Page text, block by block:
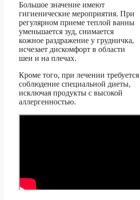
Большое значение имеют
гигиенические мероприятия. При
регулярном приеме теплой ванны
уменьшается зуд, снимается
кожное раздражение у грудничка,
исчезает дискомфорт в области
шеи и на плечах.
Кроме того, при лечении требуется
соблюдение специальной диеты,
исключая продукты с высокой
аллергенностью.